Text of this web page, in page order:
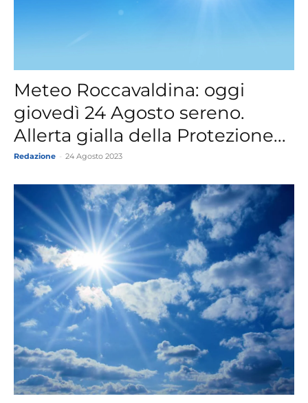
Meteo Roccavaldina: oggi
giovedì 24 Agosto sereno.
Allerta gialla della Protezione...
Redazione 24 Agosto 2023